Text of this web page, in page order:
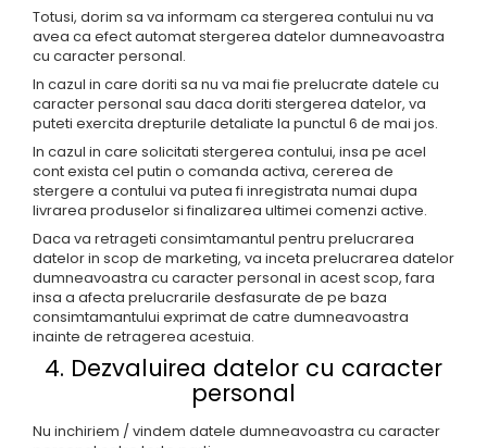
Totusi, dorim sa va informam ca stergerea contului nu va
avea ca efect automat stergerea datelor dumneavoastra
cu caracter personal.
In cazul in care doriti sa nu va mai fie prelucrate datele cu
caracter personal sau daca doriti stergerea datelor, va
puteti exercita drepturile detaliate la punctul 6 de mai jos.
In cazul in care solicitati stergerea contului, insa pe acel
cont exista cel putin o comanda activa, cererea de
stergere a contului va putea fi inregistrata numai dupa
livrarea produselor si finalizarea ultimei comenzi active.
Daca va retrageti consimtamantul pentru prelucrarea
datelor in scop de marketing, va inceta prelucrarea datelor
dumneavoastra cu caracter personal in acest scop, fara
insa a afecta prelucrarile desfasurate de pe baza
consimtamantului exprimat de catre dumneavoastra
inainte de retragerea acestuia.
4. Dezvaluirea datelor cu caracter
personal
Nu inchiriem / vindem datele dumneavoastra cu caracter